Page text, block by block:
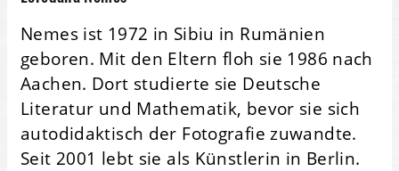
Nemes ist 1972 in Sibiu in Rumänien
geboren. Mit den Eltern floh sie 1986 nach
Aachen. Dort studierte sie Deutsche
Literatur und Mathematik, bevor sie sich
autodidaktisch der Fotografie zuwandte.
Seit 2001 lebt sie als Künstlerin in Berlin.